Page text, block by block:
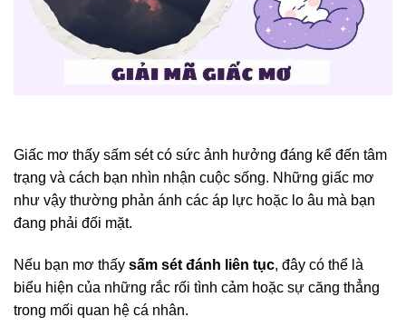
Giấc mơ thấy sấm sét có sức ảnh hưởng đáng kể đến tâm
trạng và cách bạn nhìn nhận cuộc sống. Những giấc mơ
như vậy thường phản ánh các áp lực hoặc lo âu mà bạn
đang phải đối mặt.
Nếu bạn mơ thấy sấm sét đánh liên tục, đây có thể là
biểu hiện của những rắc rối tình cảm hoặc sự căng thẳng
trong mối quan hệ cá nhân.